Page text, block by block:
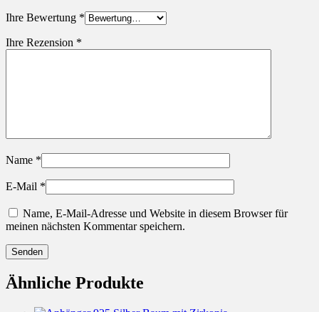
Ihre Bewertung *
Ihre Rezension *
Name *
E-Mail *
Name, E-Mail-Adresse und Website in diesem Browser für
meinen nächsten Kommentar speichern.
Ähnliche Produkte